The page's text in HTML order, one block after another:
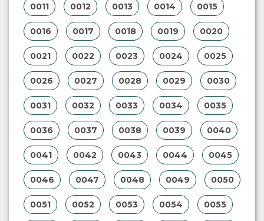
0011 0012 0013 0014 0015
0016 0017 0018 0019 0020
0021 0022 0023 0024 0025
0026 0027 0028 0029 0030
0031 0032 0033 0034 0035
0036 0037 0038 0039 0040
0041 0042 0043 0044 0045
0046 0047 0048 0049 0050
0051 0052 0053 0054 0055